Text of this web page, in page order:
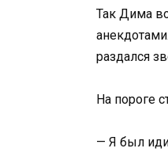
Так Дима
раздался
На пороге
— Я был